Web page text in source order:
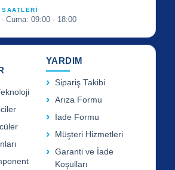
Cuma: 09:00 - 18:00
YARDIM
Sipariş Takibi
Arıza Formu
İade Formu
Müşteri Hizmetleri
Garanti ve İade
Koşulları